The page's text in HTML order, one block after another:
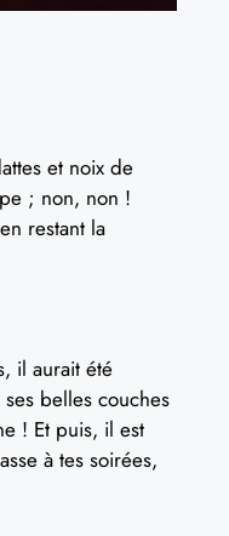
et noix de
; non, non !
restant la
il aurait été
belles couches
! Et puis, il est
à tes soirées,